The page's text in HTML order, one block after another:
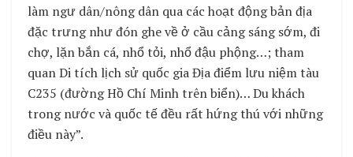
làm ngư dân/nông dân qua các hoạt động bản địa
đặc trưng như đón ghe về ở cầu cảng sáng sớm, đi
chợ, lặn bắn cá, nhổ tỏi, nhổ đậu phộng…; tham
quan Di tích lịch sử quốc gia Địa điểm lưu niệm tàu
C235 (đường Hồ Chí Minh trên biển)… Du khách
trong nước và quốc tế đều rất hứng thú với những
điều này”.